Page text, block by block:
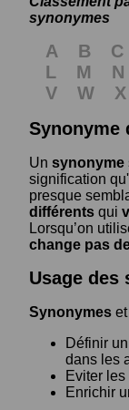
synonymes
A B C
L
M N
V
W X
Synonyme
Un synonyme
signification
presque
différents qui
Lorsqu’on
change pas
Usage des
Synonymes et
Définir
dans les
Eviter
Enrichir